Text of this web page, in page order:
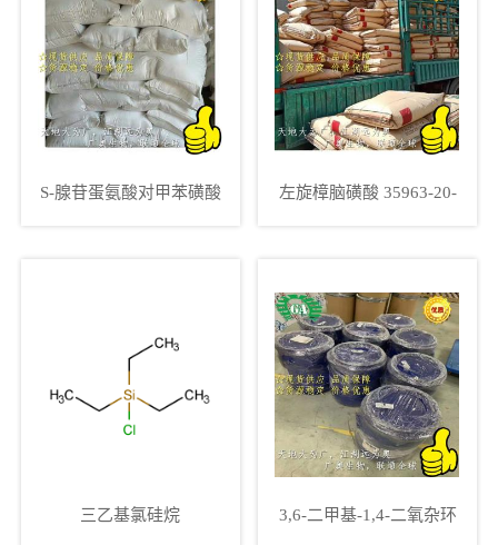
S-腺苷蛋氨酸对甲苯磺酸
左旋樟脑磺酸 35963-20-
三乙基氯硅烷
3,6-二甲基-1,4-二氧杂环